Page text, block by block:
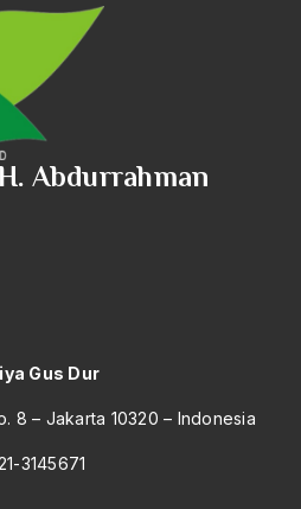
Abdurrahman
Gus Dur
8 – Jakarta 10320 – Indonesia
3145671